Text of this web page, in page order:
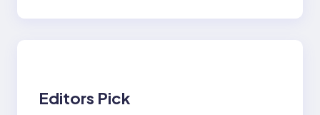
Editors Pick